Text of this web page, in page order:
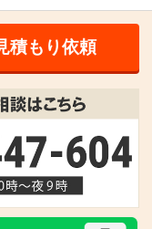
積もり依頼